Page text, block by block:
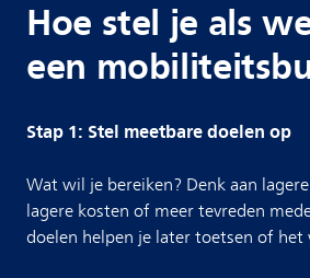
Hoe stel je als
een
Stap 1: Stel meetbare doelen op
Wat wil je bereiken? Denk aan
lagere kosten of meer tevreden
doelen helpen je later toetsen of het